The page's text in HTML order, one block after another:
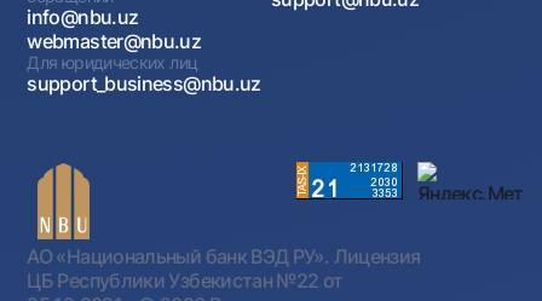
info@nbu.uz
webmaster@nbu.uz
Для юридических лиц
support_business@nbu.uz
АО «Национальный банк ВЭД РУ». Лицензия
ЦБ Республики Узбекистан №22 от